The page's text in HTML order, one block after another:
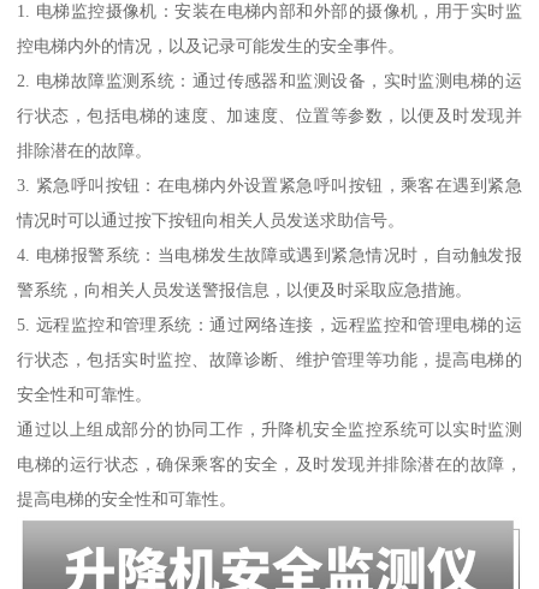
1. 电梯监控摄像机：安装在电梯内部和外部的摄像机，用于实时监
控电梯内外的情况，以及记录可能发生的安全事件。
2. 电梯故障监测系统：通过传感器和监测设备，实时监测电梯的运
行状态，包括电梯的速度、加速度、位置等参数，以便及时发现并
排除潜在的故障。
3. 紧急呼叫按钮：在电梯内外设置紧急呼叫按钮，乘客在遇到紧急
情况时可以通过按下按钮向相关人员发送求助信号。
4. 电梯报警系统：当电梯发生故障或遇到紧急情况时，自动触发报
警系统，向相关人员发送警报信息，以便及时采取应急措施。
5. 远程监控和管理系统：通过网络连接，远程监控和管理电梯的运
行状态，包括实时监控、故障诊断、维护管理等功能，提高电梯的
安全性和可靠性。
通过以上组成部分的协同工作，升降机安全监控系统可以实时监测
电梯的运行状态，确保乘客的安全，及时发现并排除潜在的故障，
提高电梯的安全性和可靠性。